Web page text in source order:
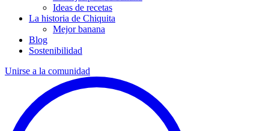
Ideas de recetas
La historia de Chiquita
Mejor banana
Blog
Sostenibilidad
Unirse a la comunidad